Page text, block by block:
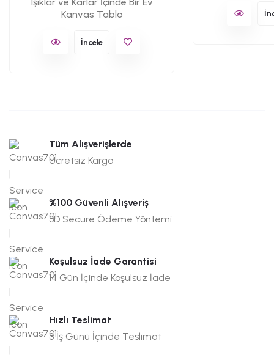
Işıklar ve Karlar İçinde Bir Ev
Kanvas Tablo
İncele
Tüm Alışverişlerde
Ücretsiz Kargo
%100 Güvenli Alışveriş
3D Secure Ödeme Yöntemi
Koşulsuz İade Garantisi
14 Gün İçinde Koşulsuz İade
Hızlı Teslimat
3 İş Günü İçinde Teslimat